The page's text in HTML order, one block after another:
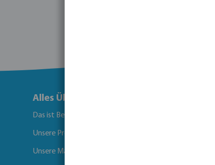
Alles Über Bevo
Das ist Bevo
Unsere Produkte
Unsere Marken